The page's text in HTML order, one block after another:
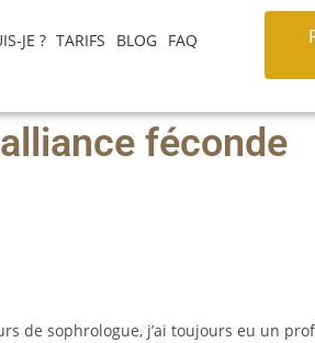
JE ? TARIFS BLOG FAQ
féconde
de sophrologue, j’ai toujours eu un